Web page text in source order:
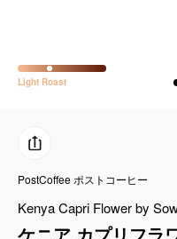
CFFBNS
ギフトセット
リキッド
特集
Light Roast
PostCoffee ポストコーヒー
Kenya Capri Flower by